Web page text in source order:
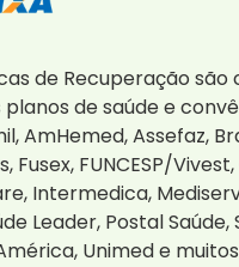
de Recuperação são
de saúde e
AmHemed, Assefaz,
Fusex, FUNCESP/
Intermedica,
Leader, Postal Saúde,
Unimed e